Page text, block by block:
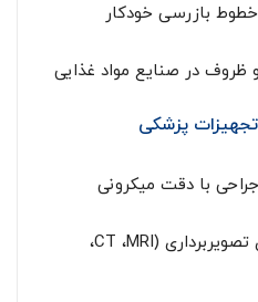
بازرسی خودکار
در صنایع مواد غذایی
پزشکی
با دقت میکرونی
تنظیم زاویه دستگاه‌های تصویربرداری (CT ،‌MRI،